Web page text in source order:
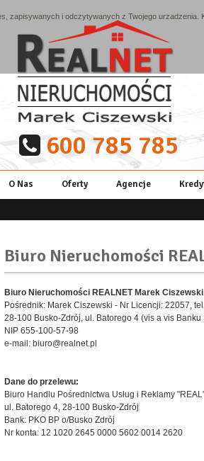
600 785 785
O Nas Oferty Agencje
Biuro Nieruchomości
Biuro Nieruchomości REALNET Marek Ciszewski
Pośrednik: Marek Ciszewski - Nr Licencji: 22057,
28-100 Busko-Zdrój, ul. Batorego 4 (vis a vis Banku
NIP 655-100-57-98
e-mail: biuro@realnet.pl
Dane do przelewu:
Biuro Handlu Pośrednictwa Usług i Reklamy
ul. Batorego 4, 28-100 Busko-Zdrój
Bank: PKO BP o/Busko Zdrój
Nr konta: 12 1020 2645 0000 5602 0014 2620
zapisywanych i odczytywanych z Twojego